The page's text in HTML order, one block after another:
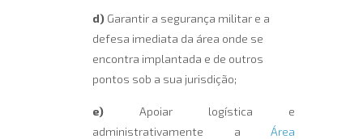
d) Garantir a segurança militar e a
defesa imediata da área onde se
encontra implantada e de outros
pontos sob a sua jurisdição;
e) Apoiar logística e
administrativamente a Área